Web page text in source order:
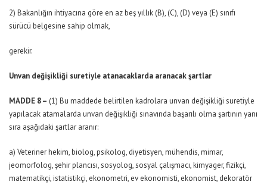
2) Bakanlığın ihtiyacına göre en az beş yıllık (B), (C), (D) veya (E) sınıfı
sürücü belgesine sahip olmak,
gerekir.
Unvan değişikliği suretiyle atanacaklarda aranacak şartlar
MADDE 8 – (1) Bu maddede belirtilen kadrolara unvan değişikliği suretiyle
yapılacak atamalarda unvan değişikliği sınavında başarılı olma şartının yanı
sıra aşağıdaki şartlar aranır:
a) Veteriner hekim, biolog, psikolog, diyetisyen, mühendis, mimar,
jeomorfolog, şehir plancısı, sosyolog, sosyal çalışmacı, kimyager, fizikçi,
matematikçi, istatistikçi, ekonometri, ev ekonomisti, ekonomist, dekoratör